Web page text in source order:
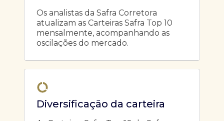
Os analistas da Safra Corretora
atualizam as Carteiras Safra Top 10
mensalmente, acompanhando as
oscilações do mercado.
Diversificação da carteira